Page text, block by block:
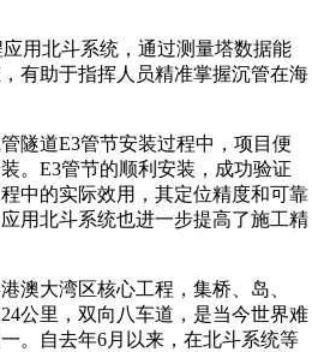
北斗系统，通过测量塔数据能
有助于指挥人员精准掌握沉管在海
道E3管节安装过程中，项目便
。E3管节的顺利安装，成功验证
中的实际效用，其定位精度和可靠
用北斗系统也进一步提高了施工精
大湾区核心工程，集桥、岛、
公里，双向八车道，是当今世界难
。自去年6月以来，在北斗系统等